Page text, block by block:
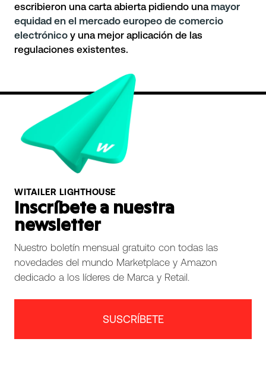
escribieron una carta abierta pidiendo una mayor
equidad en el mercado europeo de comercio
electrónico y una mejor aplicación de las
regulaciones existentes.
WITAILER LIGHTHOUSE
Inscríbete a nuestra
newsletter
Nuestro boletín mensual gratuito con todas las
novedades del mundo Marketplace y Amazon
dedicado a los líderes de Marca y Retail.
SUSCRÍBETE